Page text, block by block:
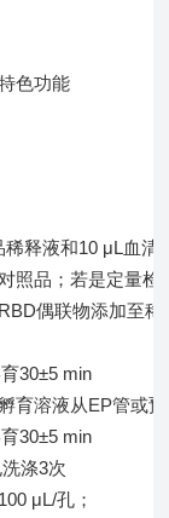
色功能
稀释液和10 μL血清
照品；若是定量
偶联物添加至
30±5 min
育溶液从EP管或
30±5 min
涤3次
μL/孔；